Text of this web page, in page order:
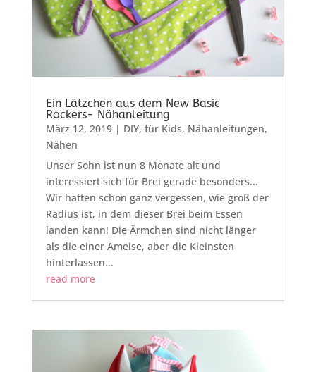
Ein Lätzchen aus dem New Basic
Rockers- Nähanleitung
März 12, 2019| DIY, für Kids, Nähanleitungen,
Nähen
Unser Sohn ist nun 8 Monate alt und
interessiert sich für Brei gerade besonders...
Wir hatten schon ganz vergessen, wie groß der
Radius ist, in dem dieser Brei beim Essen
landen kann! Die Ärmchen sind nicht länger
als die einer Ameise, aber die Kleinsten
hinterlassen...
read more